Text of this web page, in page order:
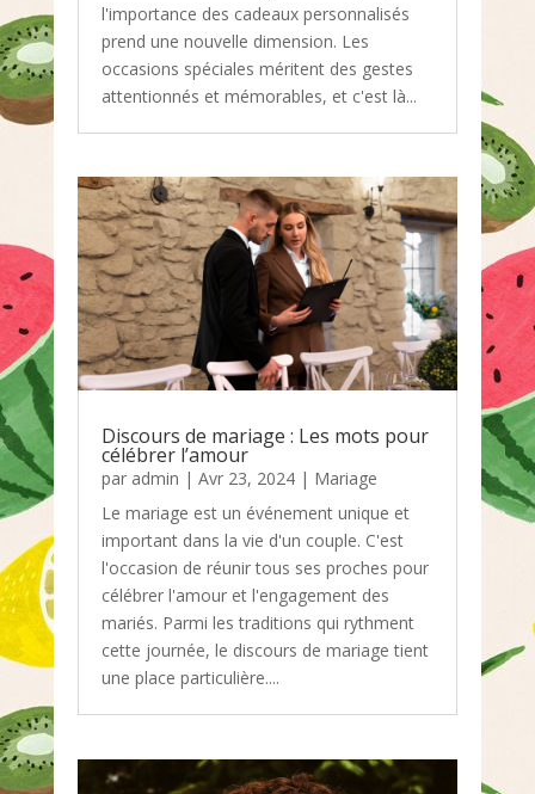
l'importance des cadeaux personnalisés
prend une nouvelle dimension. Les
occasions spéciales méritent des gestes
attentionnés et mémorables, et c'est là...
Discours de mariage : Les mots pour
célébrer l’amour
par admin | Avr 23, 2024| Mariage
Le mariage est un événement unique et
important dans la vie d'un couple. C'est
l'occasion de réunir tous ses proches pour
célébrer l'amour et l'engagement des
mariés. Parmi les traditions qui rythment
cette journée, le discours de mariage tient
une place particulière....